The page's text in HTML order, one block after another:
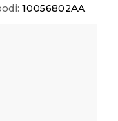
10056802AA